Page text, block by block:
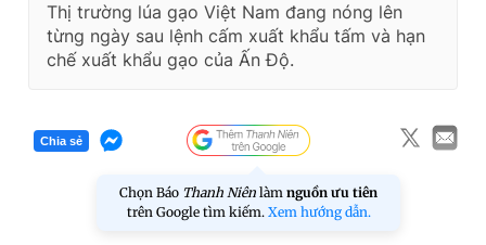
Thị trường lúa gạo Việt Nam đang nóng lên
từng ngày sau lệnh cấm xuất khẩu tấm và hạn
chế xuất khẩu gạo của Ấn Độ.
Chia sẻ
Chọn Báo Thanh Niên làm nguồn ưu tiên
trên Google tìm kiếm. Xem hướng dẫn.